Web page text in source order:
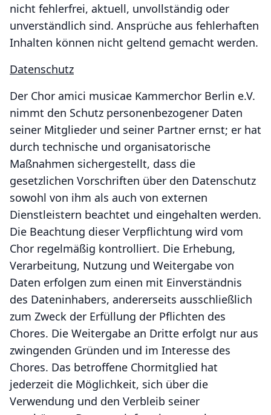
nicht fehlerfrei, aktuell, unvollständig oder
unverständlich sind. Ansprüche aus fehlerhaften
Inhalten können nicht geltend gemacht werden.
Datenschutz
Der Chor amici musicae Kammerchor Berlin e.V.
nimmt den Schutz personenbezogener Daten
seiner Mitglieder und seiner Partner ernst; er hat
durch technische und organisatorische
Maßnahmen sichergestellt, dass die
gesetzlichen Vorschriften über den Datenschutz
sowohl von ihm als auch von externen
Dienstleistern beachtet und eingehalten werden.
Die Beachtung dieser Verpflichtung wird vom
Chor regelmäßig kontrolliert. Die Erhebung,
Verarbeitung, Nutzung und Weitergabe von
Daten erfolgen zum einen mit Einverständnis
des Dateninhabers, andererseits ausschließlich
zum Zweck der Erfüllung der Pflichten des
Chores. Die Weitergabe an Dritte erfolgt nur aus
zwingenden Gründen und im Interesse des
Chores. Das betroffene Chormitglied hat
jederzeit die Möglichkeit, sich über die
Verwendung und den Verbleib seiner